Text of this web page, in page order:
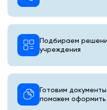
Подбираем
учреждения
Готовим
поможем оформить